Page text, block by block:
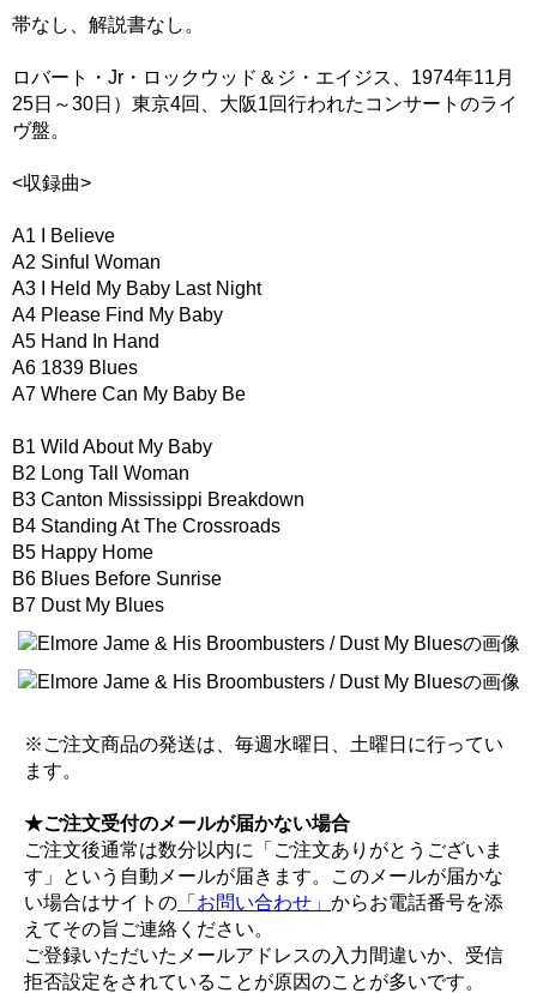
帯なし、解説書なし。
ロバート・Jr・ロックウッド＆ジ・エイジス、1974年11月
25日～30日）東京4回、大阪1回行われたコンサートのライ
ヴ盤。
<収録曲>
A1 I Believe
A2 Sinful Woman
A3 I Held My Baby Last Night
A4 Please Find My Baby
A5 Hand In Hand
A6 1839 Blues
A7 Where Can My Baby Be
B1 Wild About My Baby
B2 Long Tall Woman
B3 Canton Mississippi Breakdown
B4 Standing At The Crossroads
B5 Happy Home
B6 Blues Before Sunrise
B7 Dust My Blues
※ご注文商品の発送は、毎週水曜日、土曜日に行ってい
ます。
★ご注文受付のメールが届かない場合
ご注文後通常は数分以内に「ご注文ありがとうございま
す」という自動メールが届きます。このメールが届かな
い場合はサイトの 「お問い合わせ」 からお電話番号を添
えてその旨ご連絡ください。
ご登録いただいたメールアドレスの入力間違いか、受信
拒否設定をされていることが原因のことが多いです。